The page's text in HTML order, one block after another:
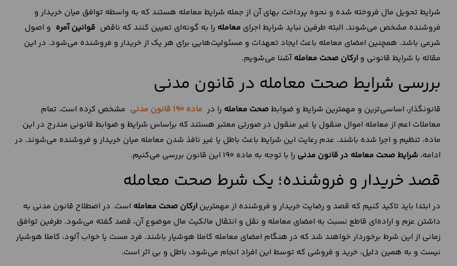
شرایط تحویل مال فروخته شده و نحوه پرداخت بهای آن از جمله شرایط معامله هستند که به واسطه توافق میان خریدار و
فروشنده مشخص می‌شوند. البته طرفین نباید شرایط اجرای معامله را به گونه‌ای تعیین کنند که ناقض قوانین آمره و اصول
شرعی باشد. همچنین امضای معامله باعث ایجاد تعهدات و مسئولیت‌هایی برای هر یک از خریدار و فروشنده می‌شود. در این
مقاله با شرایط قانونی و ارکان صحت معاملهآشنا می‌شویم.
بررسی شرایط صحت معامله در قانون مدنی
قانونگذار، اساسی‌ترین و مهمترین شرایط و ضوابط صحت معامله را در ماده 190 قانون مدنی
مشخص کرده است. تمام
معاملات اعم از معامله اموال منقول یا غیر منقول در صورتی معتبر هستند که براساس شرایط و ضوابط قانونی مندرج در این
ماده، تنظیم و اجرا شده باشند. عدم رعایت این شرایط باعث باطل یا غیر نافذ شدن معامله میان خریدار و فروشنده می‌شوند. در
ادامه، شرایط صحت معامله در قانون مدنی را با توجه به ماده 190 این قانون بررسی می‌کنیم.
قصد خریدار و فروشنده؛ یک شرط صحت معامله
در ابتدا باید تاکید کنیم که قصد و رضایت خریدار و فروشنده از مهمترین ارکان صحت معامله است. در اصطلاح قانون مدنی به
داشتن عزم و اراده‌ای قاطع نسبت به امضای معامله و نقل و انتقال مالکیت مال موضوع آن، قصد گفته می‌شود. طرفین توافق
زمانی از این شرط برخوردار خواهند شد که در هنگام امضای معامله کاملا هوشیار باشند. فرد مست یا خواب آلود، کاملا هوشیار
نیست و به همین دلیل، خرید و فروشی که توسط این افراد انجام می‌شود، باطل و بی اثر است.